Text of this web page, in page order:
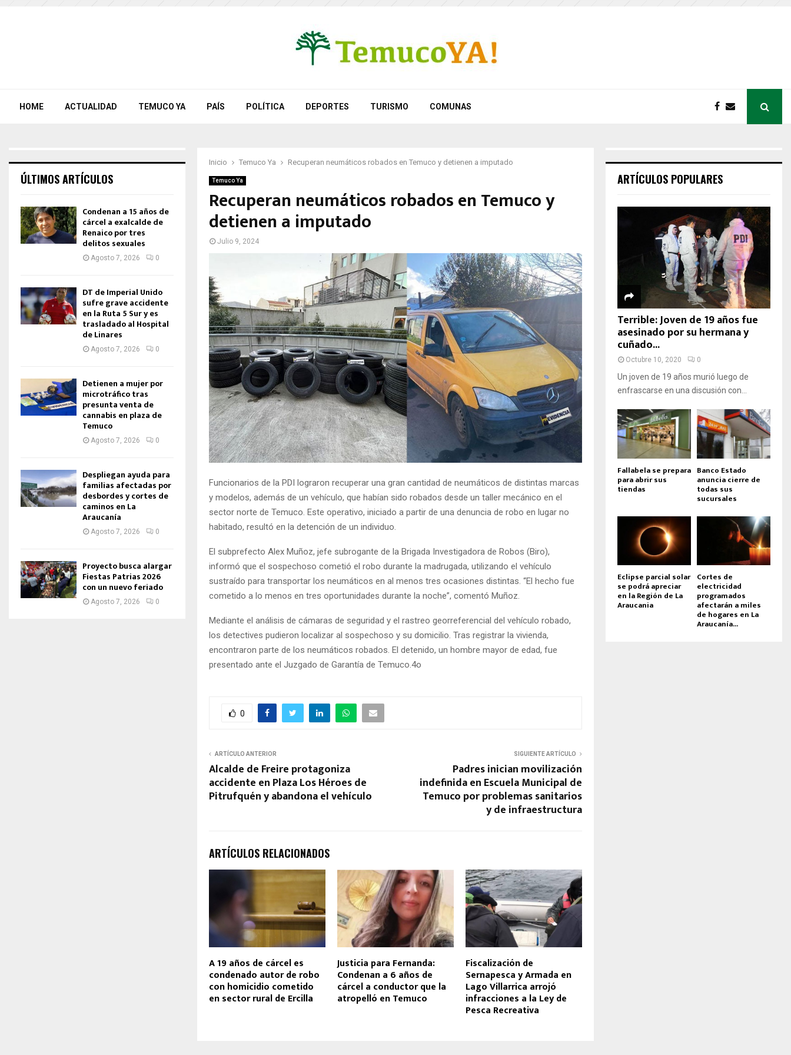
HOME ACTUALIDAD TEMUCO YA PAÍS POLÍTICA DEPORTES TURISMO COMUNAS
Inicio Temuco Ya Recuperan neumáticos robados en Temuco y detienen a imputado
Temuco Ya
Recuperan neumáticos robados en Temuco y
detienen a imputado
Julio 9, 2024
Funcionarios de la PDI lograron recuperar una gran cantidad de neumáticos de distintas marcas
y modelos, además de un vehículo, que habían sido robados desde un taller mecánico en el
sector norte de Temuco. Este operativo, iniciado a partir de una denuncia de robo en lugar no
habitado, resultó en la detención de un individuo.
El subprefecto Alex Muñoz, jefe subrogante de la Brigada Investigadora de Robos (Biro),
informó que el sospechoso cometió el robo durante la madrugada, utilizando el vehículo
sustraído para transportar los neumáticos en al menos tres ocasiones distintas. “El hecho fue
cometido a lo menos en tres oportunidades durante la noche”, comentó Muñoz.
Mediante el análisis de cámaras de seguridad y el rastreo georreferencial del vehículo robado,
los detectives pudieron localizar al sospechoso y su domicilio. Tras registrar la vivienda,
encontraron parte de los neumáticos robados. El detenido, un hombre mayor de edad, fue
presentado ante el Juzgado de Garantía de Temuco.4o
0
ARTÍCULO ANTERIOR
Alcalde de Freire protagoniza
accidente en Plaza Los Héroes de
Pitrufquén y abandona el vehículo
SIGUIENTE ARTÍCULO
Padres inician movilización
indefinida en Escuela Municipal de
Temuco por problemas sanitarios
y de infraestructura
ARTÍCULOS RELACIONADOS
A 19 años de cárcel es
condenado autor de robo
con homicidio cometido
en sector rural de Ercilla
Justicia para Fernanda:
Condenan a 6 años de
cárcel a conductor que la
atropelló en Temuco
Fiscalización de
Sernapesca y Armada en
Lago Villarrica arrojó
infracciones a la Ley de
Pesca Recreativa
ÚLTIMOS ARTÍCULOS
Condenan a 15 años de
cárcel a exalcalde de
Renaico por tres
delitos sexuales
Agosto 7, 2026 0
DT de Imperial Unido
sufre grave accidente
en la Ruta 5 Sur y es
trasladado al Hospital
de Linares
Agosto 7, 2026 0
Detienen a mujer por
microtráfico tras
presunta venta de
cannabis en plaza de
Temuco
Agosto 7, 2026 0
Despliegan ayuda para
familias afectadas por
desbordes y cortes de
caminos en La
Araucanía
Agosto 7, 2026 0
Proyecto busca alargar
Fiestas Patrias 2026
con un nuevo feriado
Agosto 7, 2026 0
ARTÍCULOS POPULARES
Terrible: Joven de 19 años fue
asesinado por su hermana y
cuñado...
Octubre 10, 2020 0
Un joven de 19 años murió luego de
enfrascarse en una discusión con...
Fallabela se prepara
para abrir sus
tiendas
Banco Estado
anuncia cierre de
todas sus
sucursales
Eclipse parcial solar
se podrá apreciar
en la Región de La
Araucania
Cortes de
electricidad
programados
afectarán a miles
de hogares en La
Araucanía...